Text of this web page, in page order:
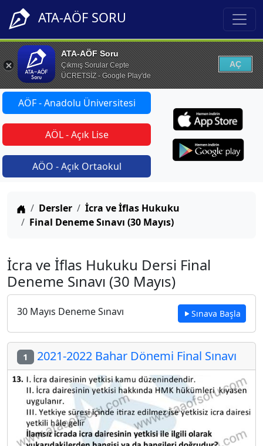
ATA-AÖF SORU
ATA-AÖF Soru
Çıkmış Sorular Cepte
ÜCRETSİZ - Google Play'de
AÇ
AÖF - Anadolu Üniversitesi
AÖL - Açık Lise
AÖO - Açık Ortaokul
Anasayfa
Dersler
İcra ve İflas Hukuku
Final Deneme Sınavı (30 Mayıs)
İcra ve İflas Hukuku Dersi Final
Deneme Sınavı (30 Mayıs)
30 Mayıs Deneme Sınavı Sınava Başla
1 2021-2022 Bahar Dönemi Final Sınavı